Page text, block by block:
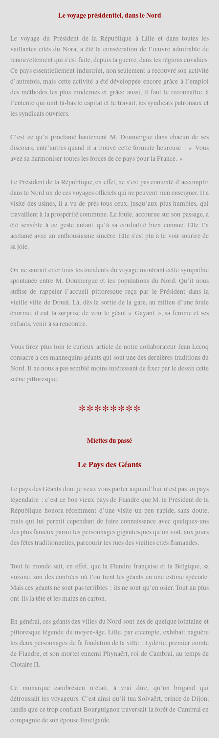
Le voyage présidentiel, dans le Nord
Le voyage du Président de la République à Lille et dans toutes les
vaillantes cités du Nora, a été la consécration de l’œuvre admirable de
renouvellement qui s’est faite, depuis la guerre, dans les régions envahies.
Ce pays essentiellement industriel, non seulement a recouvré son activité
d’autrefois, mais cette activité a été développée encore grâce à l’emploi
des méthodes les plus modernes et grâce aussi, il faut le reconnaître. à
l’entente qui unit là-bas le capital et le travail, les syndicats patronaux et
les syndicats ouvriers.
C’est ce qu’a proclamé hautement M. Doumergue dans chacun de ses
discours, entr’autres quand il a trouvé cette formule heureuse : « Vous
avez su harmoniser toutes les forces de ce pays pour la France. »
Le Président de la République, en effet, ne s’est pas contenté d’accomplir
dans le Nord un de ces voyages officiels qui ne peuvent rien enseigner. Il a
visité des usines, il a vu de près tous ceux, jusqu’aux plus humbles, qui
travaillent à la prospérité commune. La foule, accourue sur son passage, a
été sensible à ce geste autant qu’à sa cordialité bien connue. Elle l’a
acclamé avec un enthousiasme sincère. Elle s’est plu à le voir sourire de
sa joie.
On ne saurait citer tous les incidents du voyage montrant cette sympathie
spontanée entre M. Doumergue et les populations du Nord. Qu’il nous
suffise de rappeler l’accueil pittoresque reçu par le Président dans la
vieille ville de Douai. Là, dès la sortie de la gare, au milieu d’une foule
énorme, il eut la surprise de voir le géant « Gayant », sa femme et ses
enfants, venir à sa rencontre.
Vous lirez plus loin le curieux article de notre collaborateur Jean Lecoq
consacré à ces mannequins géants qui sont une des dernières traditions du
Nord. Il ne nous a pas semblé moins intéressant de fixer par le dessin cette
scène pittoresque.
********
Miettes du passé
Le Pays des Géants
Le pays des Géants dont je veux vous parler aujourd’hui n’est pas un pays
légendaire : c’est ce bon vieux pays de Flandre que M. le Président de la
République honora récemment d’une visite un peu rapide, sans doute,
mais qui lui permit cependant de faire connaissance avec quelques-uns
des plus fameux parmi les personnages gigantesques qu’on voit, aux jours
des fêtes traditionnelles, parcourir les rues des vieilles cités flamandes.
Tout le monde sait, en effet, que la Flandre française et la Belgique, sa
voisine, son des contrées où l’on tient les géants en une estime spéciale.
Mais ces géants ne sont pas terribles : ils ne sont qu’en osier. Tout au plus
ont-ils la tête et les mains en carton.
En général, ces géants des villes du Nord sont nés de quelque lointaine et
pittoresque légende du moyen-âge. Lille, par e:cemple, exhibait naguère
les deux personnages de fa fondation de la ville : Lydéric, premier comte
de Flandre, et son mortel ennemi Phynaërt, roi de Cambrai, au temps de
Clotaire II.
Ce monarque cambrésien n’était, à vrai dire, qu’un brigand qui
détroussait les voyageurs. C’est ainsi qu’il tua Solvaërt, prince de Dijon,
tandis que ce trop confiant Bourguignon traversait la forêt de Cambrai en
compagnie de son épouse Emelgaïde.